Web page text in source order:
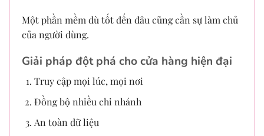
Một phần mềm dù tốt đến đâu cũng cần sự làm chủ
của người dùng.
Giải pháp đột phá cho cửa hàng hiện đại
Truy cập mọi lúc, mọi nơi
Đồng bộ nhiều chi nhánh
An toàn dữ liệu